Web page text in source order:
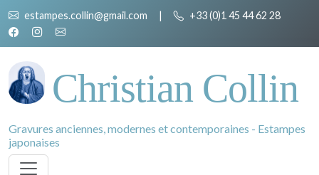
estampes.collin@gmail.com | +33 (0)1 45 44 62 28
Christian Collin
Gravures anciennes, modernes et contemporaines - Estampes
japonaises